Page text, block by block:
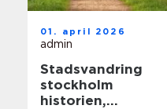
01. april 2026
admin
Stadsvandring
stockholm
historien,